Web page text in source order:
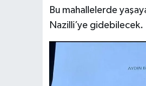
Bu mahallelerde
Nazilli’ye gidebilecek.